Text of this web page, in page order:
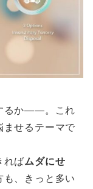
るか――。これ
ませるテーマで
ればムダにせ
も、きっと多い